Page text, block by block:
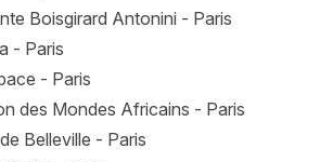
Boisgirard Antonini - Paris
- Paris
- Paris
des Mondes Africains - Paris
Belleville - Paris